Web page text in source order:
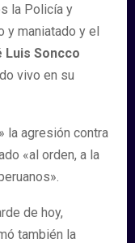
la Policía y
y maniatado y el
Luis Soncco
vivo en su
la agresión contra
«al orden, a la
de hoy,
también la